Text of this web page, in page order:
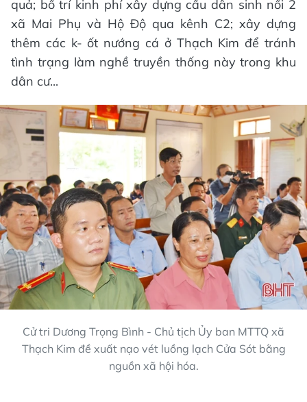
quả; bố trí kinh phí xây dựng cầu dân sinh nối 2
xã Mai Phụ và Hộ Độ qua kênh C2; xây dựng
thêm các k- ốt nướng cá ở Thạch Kim để tránh
tình trạng làm nghề truyền thống này trong khu
dân cư...
Cử tri Dương Trọng Bình - Chủ tịch Ủy ban MTTQ xã
Thạch Kim đề xuất nạo vét luồng lạch Cửa Sót bằng
nguồn xã hội hóa.